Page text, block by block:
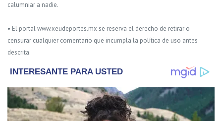
calumniar a nadie.
• El portal www.xeudeportes.mx se reserva el derecho de retirar o
censurar cualquier comentario que incumpla la política de uso antes
descrita.